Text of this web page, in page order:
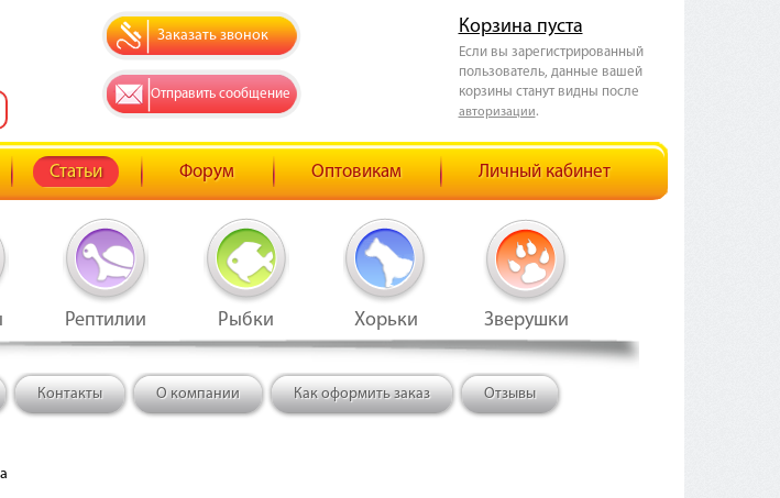
Заказать звонок
Отправить сообщение
Корзина пуста
Если вы зарегистрированный
пользователь, данные вашей
корзины станут видны после
авторизации.
Статьи Форум Оптовикам Личный кабинет
Рептилии Рыбки Хорьки Зверушки
Контакты О компании Как оформить заказ Отзывы